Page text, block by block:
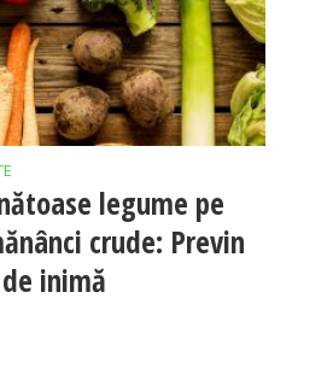
legume pe
crude: Previn
inimă